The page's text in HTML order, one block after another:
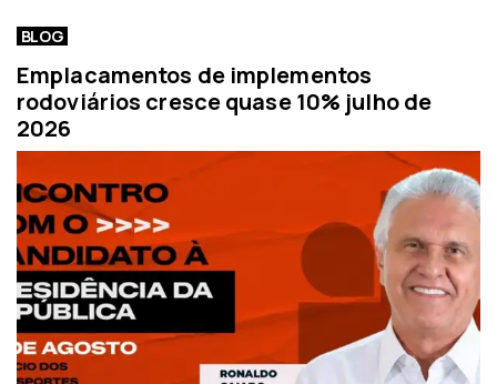
BLOG
Emplacamentos de implementos
rodoviários cresce quase 10% julho de
2026